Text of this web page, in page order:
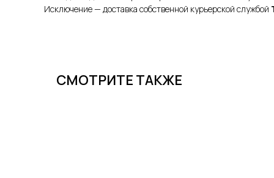
Исключение — доставка собственной курьерской службой
СМОТРИТЕ ТАКЖЕ